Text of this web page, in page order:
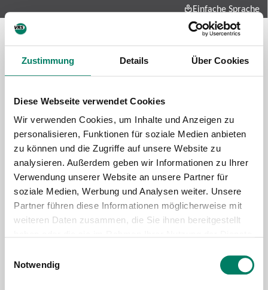
Zustimmung Details Über Cookies
Diese Webseite verwendet Cookies
Wir verwenden Cookies, um Inhalte und Anzeigen zu
personalisieren, Funktionen für soziale Medien anbieten
zu können und die Zugriffe auf unsere Website zu
analysieren. Außerdem geben wir Informationen zu Ihrer
Verwendung unserer Website an unsere Partner für
soziale Medien, Werbung und Analysen weiter. Unsere
Partner führen diese Informationen möglicherweise mit
weiteren Daten zusammen, die Sie ihnen bereitgestellt
Notwendig
Einfache Sprache
Future-mobility
About us
Press and media
Career
Declaration on accessibility
Feedback on accessibility